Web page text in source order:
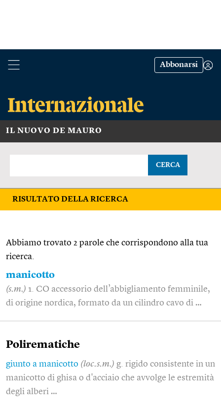
Abbonarsi
IL NUOVO DE MAURO
CERCA
RISULTATO DELLA RICERCA
Abbiamo trovato 2 parole che corrispondono alla tua
ricerca.
manicotto
(s.m.) 1. CO accessorio dell’abbigliamento femminile,
di origine nordica, formato da un cilindro cavo di …
Polirematiche
giunto a manicotto (loc.s.m.) g. rigido consistente in un
manicotto di ghisa o d'acciaio che avvolge le estremità
degli alberi …